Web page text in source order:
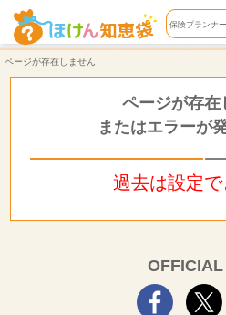
ページが存在しません | ほけん知恵袋
保険プランナー
ページが存在しません
ページが存在
またはエラーが
過去は設定